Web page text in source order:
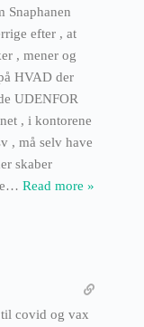
Snaphanen
efter , at
, mener og
HVAD der
UDENFOR
, i kontorene
, må selv have
skaber
… Read more »
til covid og vax